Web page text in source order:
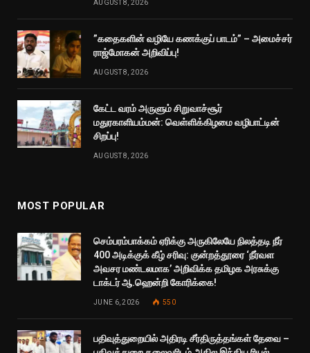
AUGUST 8, 2026
”கதைகளின் வழியே கணக்குப் பாடம்” – அமைச்சர்
ராஜ்மோகன் அறிவிப்பு!
AUGUST 8, 2026
கேட்ட வரம் அருளும் சிறுவாச்சூர்
மதுரகாளியம்மன்: வெள்ளிக்கிழமை வழிபாட்டின்
சிறப்பு!
AUGUST 8, 2026
MOST POPULAR
செம்பரம்பாக்கம் ஏரிக்கு அருகிலேயே நிலத்தடி நீர்
400 அடிக்குக் கீழ் சரிவு: குன்றத்தூரை ‘நீர்வள
அவசர மண்டலமாக’ அறிவிக்க தமிழக அரசுக்கு
டாக்டர் ஆ.ஹென்றி கோரிக்கை!
JUNE 6, 2026 550
பதிவுத்துறையில் அதிரடி சீர்திருத்தங்கள் தேவை –